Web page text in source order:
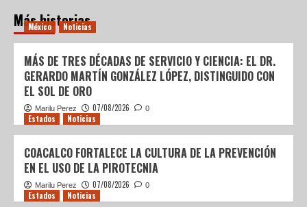
Más historias
México Noticias
MÁS DE TRES DÉCADAS DE SERVICIO Y CIENCIA: EL DR.
GERARDO MARTÍN GONZÁLEZ LÓPEZ, DISTINGUIDO CON
EL SOL DE ORO
Marilu Perez 07/08/2026 0
Estados Noticias
COACALCO FORTALECE LA CULTURA DE LA PREVENCIÓN
EN EL USO DE LA PIROTECNIA
Marilu Perez 07/08/2026 0
Estados Noticias